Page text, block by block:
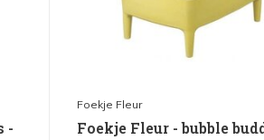
-
Foekje Fleur
Foekje Fleur - bubble